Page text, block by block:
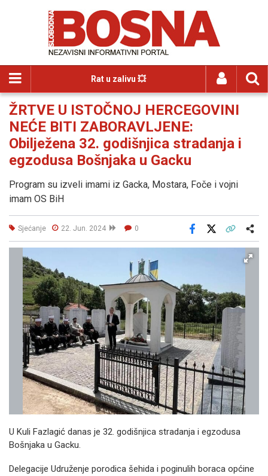
Rat u zalivu 💥
ŽRTVE U ISTOČNOJ HERCEGOVINI
NEĆE BITI ZABORAVLJENE:
Obilježena 32. godišnjica stradanja i
egzodusa Bošnjaka u Gacku
Program su izveli imami iz Gacka, Mostara, Foče i vojni
imam OS BiH
Sjećanje 22. Jun. 2024 0
Facebook
U Kuli Fazlagić danas je 32. godišnjica stradanja i egzodusa
Bošnjaka u Gacku.
Delegacije Udruženje porodica šehida i poginulih boraca općine